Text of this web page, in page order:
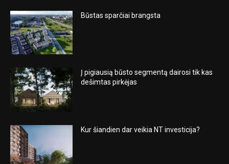
Būstas sparčiai brangsta
Į pigiausią būsto segmentą dairosi tik kas
dešimtas pirkėjas
Kur šiandien dar veikia NT investicija?